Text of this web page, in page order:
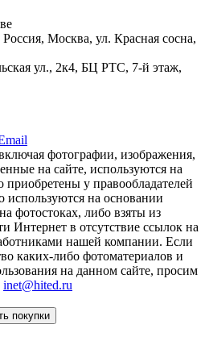
Москва, ул. Красная сосна,
ул., 2к4, БЦ РТС, 7-й этаж,
фотографии, изображения,
на сайте, используются на
у правообладателей
используются на основании
фотостоках, либо взяты из
Интернет в отсутствие ссылок на
нашей компании. Если
каких-либо фотоматериалов и
на данном сайте, просим
inet@hited.ru
покупки